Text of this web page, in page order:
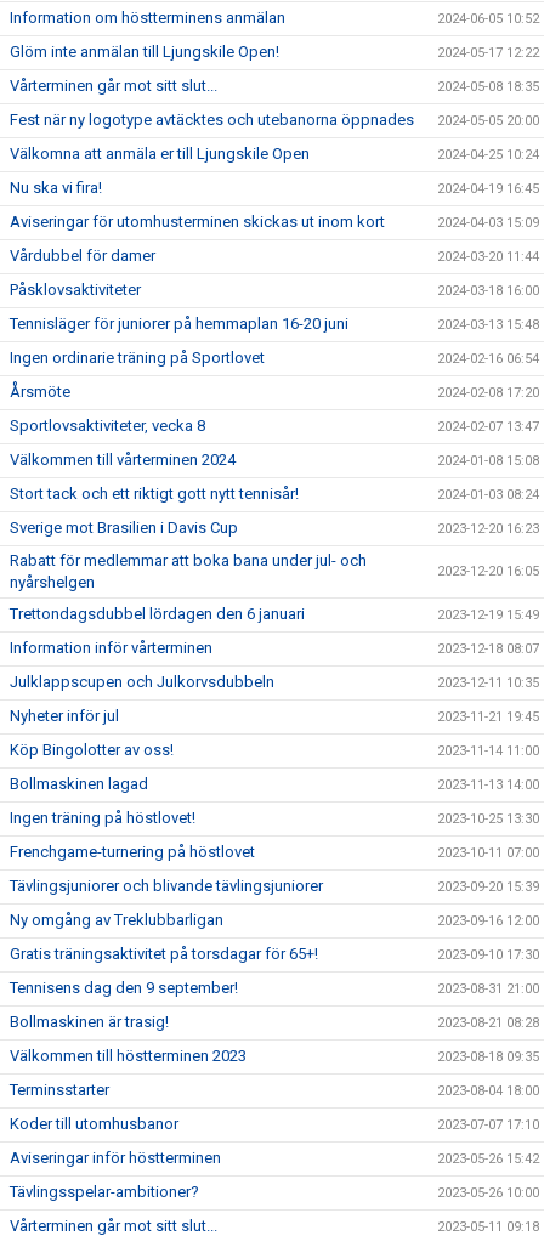
Information om höstterminens anmälan 2024-06-05 10:52
Glöm inte anmälan till Ljungskile Open! 2024-05-17 12:22
Vårterminen går mot sitt slut... 2024-05-08 18:35
Fest när ny logotype avtäcktes och utebanorna öppnades 2024-05-05 20:00
Välkomna att anmäla er till Ljungskile Open 2024-04-25 10:24
Nu ska vi fira! 2024-04-19 16:45
Aviseringar för utomhusterminen skickas ut inom kort 2024-04-03 15:09
Vårdubbel för damer 2024-03-20 11:44
Påsklovsaktiviteter 2024-03-18 16:00
Tennisläger för juniorer på hemmaplan 16-20 juni 2024-03-13 15:48
Ingen ordinarie träning på Sportlovet 2024-02-16 06:54
Årsmöte 2024-02-08 17:20
Sportlovsaktiviteter, vecka 8 2024-02-07 13:47
Välkommen till vårterminen 2024 2024-01-08 15:08
Stort tack och ett riktigt gott nytt tennisår! 2024-01-03 08:24
Sverige mot Brasilien i Davis Cup 2023-12-20 16:23
Rabatt för medlemmar att boka bana under jul- och
nyårshelgen
2023-12-20 16:05
Trettondagsdubbel lördagen den 6 januari 2023-12-19 15:49
Information inför vårterminen 2023-12-18 08:07
Julklappscupen och Julkorvsdubbeln 2023-12-11 10:35
Nyheter inför jul 2023-11-21 19:45
Köp Bingolotter av oss! 2023-11-14 11:00
Bollmaskinen lagad 2023-11-13 14:00
Ingen träning på höstlovet! 2023-10-25 13:30
Frenchgame-turnering på höstlovet 2023-10-11 07:00
Tävlingsjuniorer och blivande tävlingsjuniorer 2023-09-20 15:39
Ny omgång av Treklubbarligan 2023-09-16 12:00
Gratis träningsaktivitet på torsdagar för 65+! 2023-09-10 17:30
Tennisens dag den 9 september! 2023-08-31 21:00
Bollmaskinen är trasig! 2023-08-21 08:28
Välkommen till höstterminen 2023 2023-08-18 09:35
Terminsstarter 2023-08-04 18:00
Koder till utomhusbanor 2023-07-07 17:10
Aviseringar inför höstterminen 2023-05-26 15:42
Tävlingsspelar-ambitioner? 2023-05-26 10:00
Vårterminen går mot sitt slut... 2023-05-11 09:18